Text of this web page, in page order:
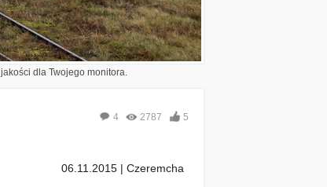
dla Twojego monitora.
4 2787 5
06.11.2015 | Czeremcha